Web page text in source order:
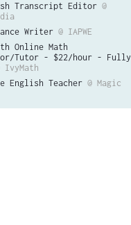
Transcript Editor @
Writer @ IAPWE
Online Math
Tutor - $22/hour - Fully
IvyMath
English Teacher @ Magic